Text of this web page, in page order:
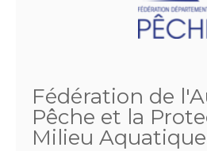
Fédération de
Pêche et la
Milieu Aquatique